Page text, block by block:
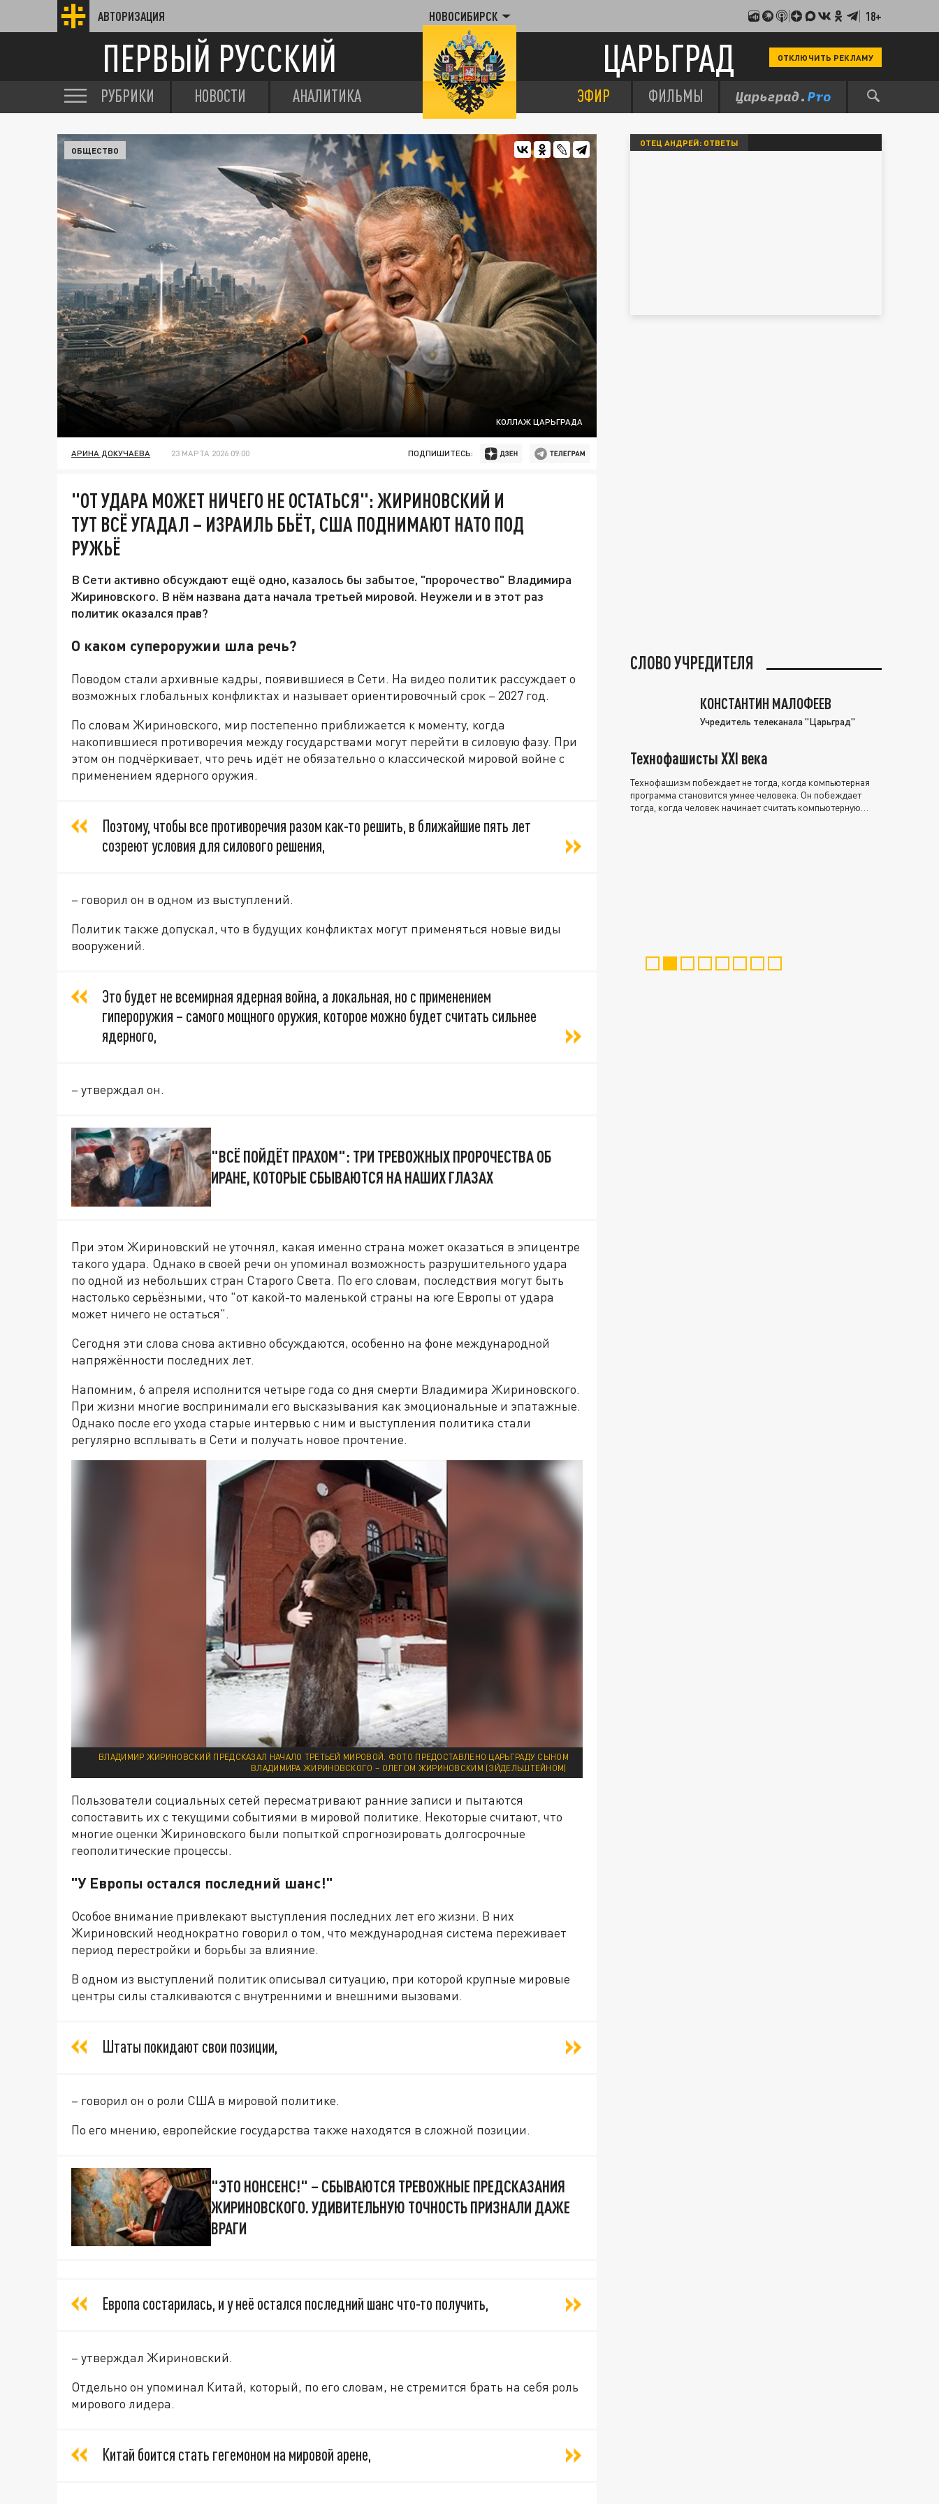
АВТОРИЗАЦИЯ НОВОСИБИРСК 18+
ПЕРВЫЙ РУССКИЙ ЦАРЬГРАД ОТКЛЮЧИТЬ РЕКЛАМУ
РУБРИКИ НОВОСТИ АНАЛИТИКА ЭФИР ФИЛЬМЫ
КОЛЛАЖ ЦАРЬГРАДА
ОБЩЕСТВО
АРИНА ДОКУЧАЕВА 23 МАРТА 2026 09:00 ПОДПИШИТЕСЬ:
"ОТ УДАРА МОЖЕТ НИЧЕГО НЕ ОСТАТЬСЯ": ЖИРИНОВСКИЙ И
ТУТ ВСЁ УГАДАЛ – ИЗРАИЛЬ БЬЁТ, США ПОДНИМАЮТ НАТО ПОД
РУЖЬЁ
В Сети активно обсуждают ещё одно, казалось бы забытое, "пророчество" Владимира
Жириновского. В нём названа дата начала третьей мировой. Неужели и в этот раз
политик оказался прав?
О каком супероружии шла речь?
Поводом стали архивные кадры, появившиеся в Сети. На видео политик рассуждает о
возможных глобальных конфликтах и называет ориентировочный срок – 2027 год.
По словам Жириновского, мир постепенно приближается к моменту, когда
накопившиеся противоречия между государствами могут перейти в силовую фазу. При
этом он подчёркивает, что речь идёт не обязательно о классической мировой войне с
применением ядерного оружия.
Поэтому, чтобы все противоречия разом как-то решить, в ближайшие пять лет
созреют условия для силового решения,
– говорил он в одном из выступлений.
Политик также допускал, что в будущих конфликтах могут применяться новые виды
вооружений.
Это будет не всемирная ядерная война, а локальная, но с применением
гипероружия – самого мощного оружия, которое можно будет считать сильнее
ядерного,
– утверждал он.
"ВСЁ ПОЙДЁТ ПРАХОМ": ТРИ ТРЕВОЖНЫХ ПРОРОЧЕСТВА ОБ
ИРАНЕ, КОТОРЫЕ СБЫВАЮТСЯ НА НАШИХ ГЛАЗАХ
При этом Жириновский не уточнял, какая именно страна может оказаться в эпицентре
такого удара. Однако в своей речи он упоминал возможность разрушительного удара
по одной из небольших стран Старого Света. По его словам, последствия могут быть
настолько серьёзными, что "от какой-то маленькой страны на юге Европы от удара
может ничего не остаться".
Сегодня эти слова снова активно обсуждаются, особенно на фоне международной
напряжённости последних лет.
Напомним, 6 апреля исполнится четыре года со дня смерти Владимира Жириновского.
При жизни многие воспринимали его высказывания как эмоциональные и эпатажные.
Однако после его ухода старые интервью с ним и выступления политика стали
регулярно всплывать в Сети и получать новое прочтение.
ВЛАДИМИР ЖИРИНОВСКИЙ ПРЕДСКАЗАЛ НАЧАЛО ТРЕТЬЕЙ МИРОВОЙ. ФОТО ПРЕДОСТАВЛЕНО ЦАРЬГРАДУ СЫНОМ
ВЛАДИМИРА ЖИРИНОВСКОГО – ОЛЕГОМ ЖИРИНОВСКИМ (ЭЙДЕЛЬШТЕЙНОМ)
Пользователи социальных сетей пересматривают ранние записи и пытаются
сопоставить их с текущими событиями в мировой политике. Некоторые считают, что
многие оценки Жириновского были попыткой спрогнозировать долгосрочные
геополитические процессы.
"У Европы остался последний шанс!"
Особое внимание привлекают выступления последних лет его жизни. В них
Жириновский неоднократно говорил о том, что международная система переживает
период перестройки и борьбы за влияние.
В одном из выступлений политик описывал ситуацию, при которой крупные мировые
центры силы сталкиваются с внутренними и внешними вызовами.
Штаты покидают свои позиции,
– говорил он о роли США в мировой политике.
По его мнению, европейские государства также находятся в сложной позиции.
"ЭТО НОНСЕНС!" – СБЫВАЮТСЯ ТРЕВОЖНЫЕ ПРЕДСКАЗАНИЯ
ЖИРИНОВСКОГО. УДИВИТЕЛЬНУЮ ТОЧНОСТЬ ПРИЗНАЛИ ДАЖЕ
ВРАГИ
Европа состарилась, и у неё остался последний шанс что-то получить,
– утверждал Жириновский.
Отдельно он упоминал Китай, который, по его словам, не стремится брать на себя роль
мирового лидера.
Китай боится стать гегемоном на мировой арене,
ОТЕЦ АНДРЕЙ: ОТВЕТЫ
СЛОВО УЧРЕДИТЕЛЯ
КОНСТАНТИН МАЛОФЕЕВ
Учредитель телеканала "Царьград"
Технофашисты XXI века
Технофашизм побеждает не тогда, когда компьютерная
программа становится умнее человека. Он побеждает
тогда, когда человек начинает считать компьютерную